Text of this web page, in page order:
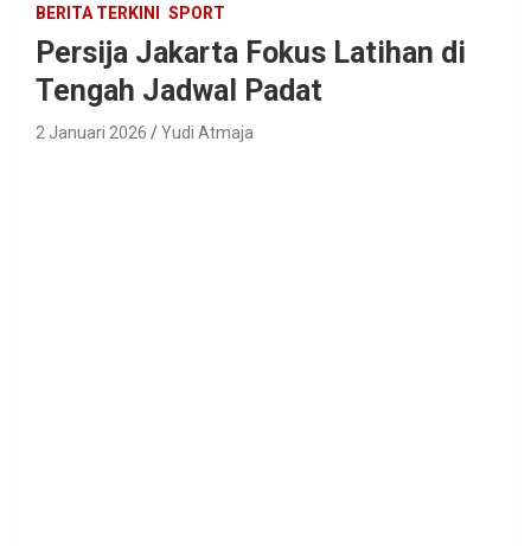
BERITA TERKINI SPORT
Persija Jakarta Fokus Latihan di
Tengah Jadwal Padat
2 Januari 2026 Yudi Atmaja